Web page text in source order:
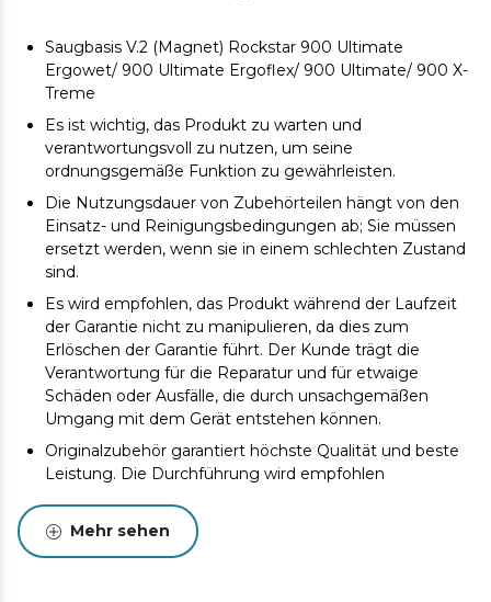
Saugbasis V.2 (Magnet) Rockstar 900 Ultimate
Ergowet/ 900 Ultimate Ergoflex/ 900 Ultimate/ 900 X-
Treme
Es ist wichtig, das Produkt zu warten und
verantwortungsvoll zu nutzen, um seine
ordnungsgemäße Funktion zu gewährleisten.
Die Nutzungsdauer von Zubehörteilen hängt von den
Einsatz- und Reinigungsbedingungen ab; Sie müssen
ersetzt werden, wenn sie in einem schlechten Zustand
sind.
Es wird empfohlen, das Produkt während der Laufzeit
der Garantie nicht zu manipulieren, da dies zum
Erlöschen der Garantie führt. Der Kunde trägt die
Verantwortung für die Reparatur und für etwaige
Schäden oder Ausfälle, die durch unsachgemäßen
Umgang mit dem Gerät entstehen können.
Originalzubehör garantiert höchste Qualität und beste
Leistung. Die Durchführung wird empfohlen
Mehr sehen